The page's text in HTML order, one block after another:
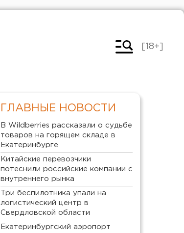
[18+]
ГЛАВНЫЕ НОВОСТИ
В Wildberries рассказали о судьбе
товаров на горящем складе в
Екатеринбурге
Китайские перевозчики
потеснили российские компании с
внутреннего рынка
Три беспилотника упали на
логистический центр в
Свердловской области
Екатеринбургский аэропорт